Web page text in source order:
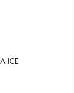
ICE